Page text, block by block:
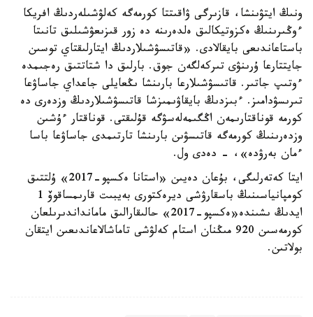
ونىڭ ايتۋىنشا، قازىرگى ۋاقىتتا كورمەگە كەلۋشىلەردىڭ افريكا
ءوڭىرىنىڭ ەكزوتيكالىق ەلدەرىنە دە زور قىزىعۋشىلىق تانىتا
باستاعاندىعى بايقالادى. «قاتىسۋشىلاردىڭ ايتارلىقتاي توسىن
جايتتارعا ۇرىنۋى تىركەلگەن جوق. بارلىق دا شتاتتىق رەجىمدە
ءوتىپ جاتىر. قاتىسۋشىلارعا بارىنشا ىڭعايلى جاعداي جاساۋعا
تىرىسۋدامىز. ءبىزدىڭ بايقاۋىمىزشا قاتىسۋشىلاردىڭ وزدەرى دە
كورمە قوناقتارىمەن اڭگىمەلەسۋگە قۇلىقتى. قوناقتار ءۇشىن
وزدەرىنىڭ كورمەگە قاتىسۋىن بارىنشا تارتىمدى جاساۋعا باسا
ءمان بەرۋدە»، - دەدى ول.
ايتا كەتەرلىگى، بۇعان دەيىن «استانا ەكسپو-2017» ۇلتتىق
كومپانياسىنىڭ باسقارۋشى ديرەكتورى بەيبىت قارىمساقوۆ 1
ايدىڭ ىشىندە«ەكسپو-2017» حالىقارالىق مامانداندىرىلعان
كورمەسىن 920 مىڭنان استام كەلۋشى تاماشالاعاندىعىن ايتقان
بولاتىن.